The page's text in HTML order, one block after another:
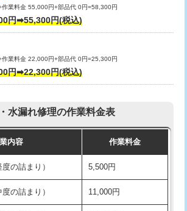
（厚さ10㎝超え）
10㎝まで）
さ10㎝超え）
16,500円
現場見積
までの価格です。
栓（壁付・デッキ
16,500円+材料費
・排水トラップ
部品） 11,000円+材料費
水栓） 13,200円
合水栓） 16,500円
器・分岐水栓） 16,500円
ル加工) 16,500円
業料金 55,000円+部品代 0円=58,300円
円➡55,300円(税込)
業料金 22,000円+部品代 0円=25,300円
円➡22,300円(税込)
水漏れ修理の作業料金表
内容 作業料金
の詰まり） 5,500円
の詰まり） 11,000円